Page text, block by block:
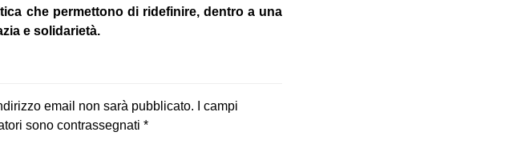
che permettono di ridefinire, dentro a una
e solidarietà.
email non sarà pubblicato.
I campi
sono contrassegnati *